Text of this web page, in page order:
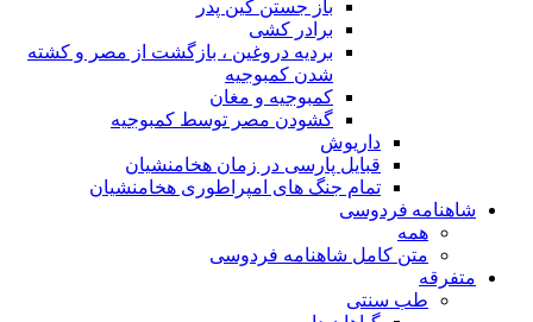
باز جستن کین پدر
برادر کشی
بردیه دروغین ، بازگشت از مصر و کشته
شدن کمبوجیه
کمبوجیه و مغان
گشودن مصر توسط کمبوجیه
داریوش
قبایل پارسی در زمان هخامنشیان
تمام جنگ های امپراطوری هخامنشیان
شاهنامه فردوسی
همه
متن کامل شاهنامه فردوسی
متفرقه
طب سنتی